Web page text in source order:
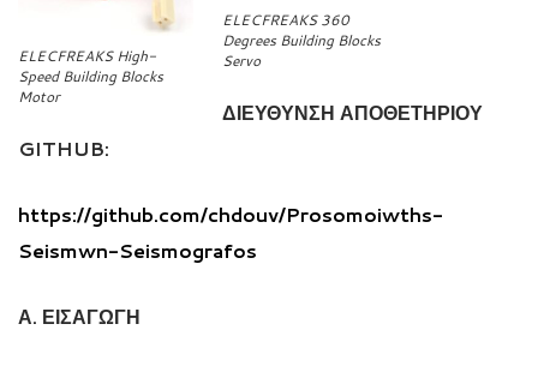
ELECFREAKS High-
Speed Building Blocks
Motor
ELECFREAKS 360
Degrees Building Blocks
Servo
ΔΙΕΥΘΥΝΣΗ ΑΠΟΘΕΤΗΡΙΟΥ
GITHUB:
https://github.com/chdouv/Prosomoiwths-
Seismwn-Seismografos
Α. ΕΙΣΑΓΩΓΗ